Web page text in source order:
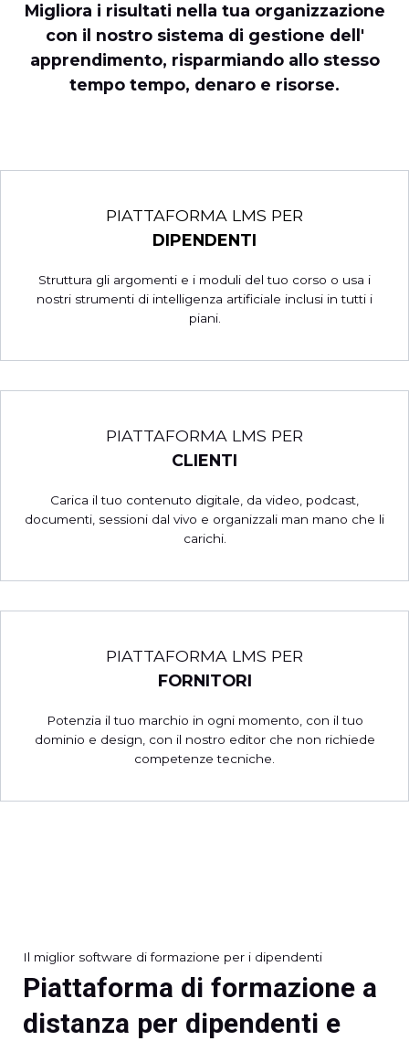
Migliora i risultati nella tua organizzazione
con il nostro sistema di gestione dell'
apprendimento, risparmiando allo stesso
tempo tempo, denaro e risorse.
PIATTAFORMA LMS PER
DIPENDENTI
Struttura gli argomenti e i moduli del tuo corso o usa i
nostri strumenti di intelligenza artificiale inclusi in tutti i
piani.
PIATTAFORMA LMS PER
CLIENTI
Carica il tuo contenuto digitale, da video, podcast,
documenti, sessioni dal vivo e organizzali man mano che li
carichi.
PIATTAFORMA LMS PER
FORNITORI
Potenzia il tuo marchio in ogni momento, con il tuo
dominio e design, con il nostro editor che non richiede
competenze tecniche.
Il miglior software di formazione per i dipendenti
Piattaforma di formazione a
distanza per dipendenti e